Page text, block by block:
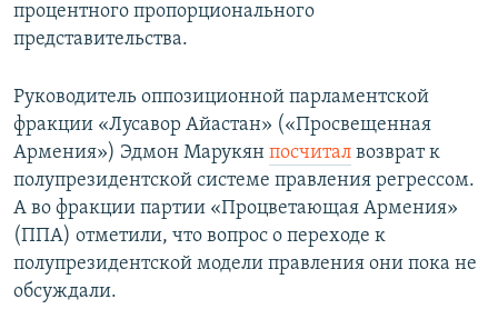
процентного пропорционального
представительства.
Руководитель оппозиционной парламентской
фракции «Лусавор Айастан» («Просвещенная
Армения») Эдмон Марукян посчитал возврат к
полупрезидентской системе правления регрессом.
А во фракции партии «Процветающая Армения»
(ППА) отметили, что вопрос о переходе к
полупрезидентской модели правления они пока не
обсуждали.